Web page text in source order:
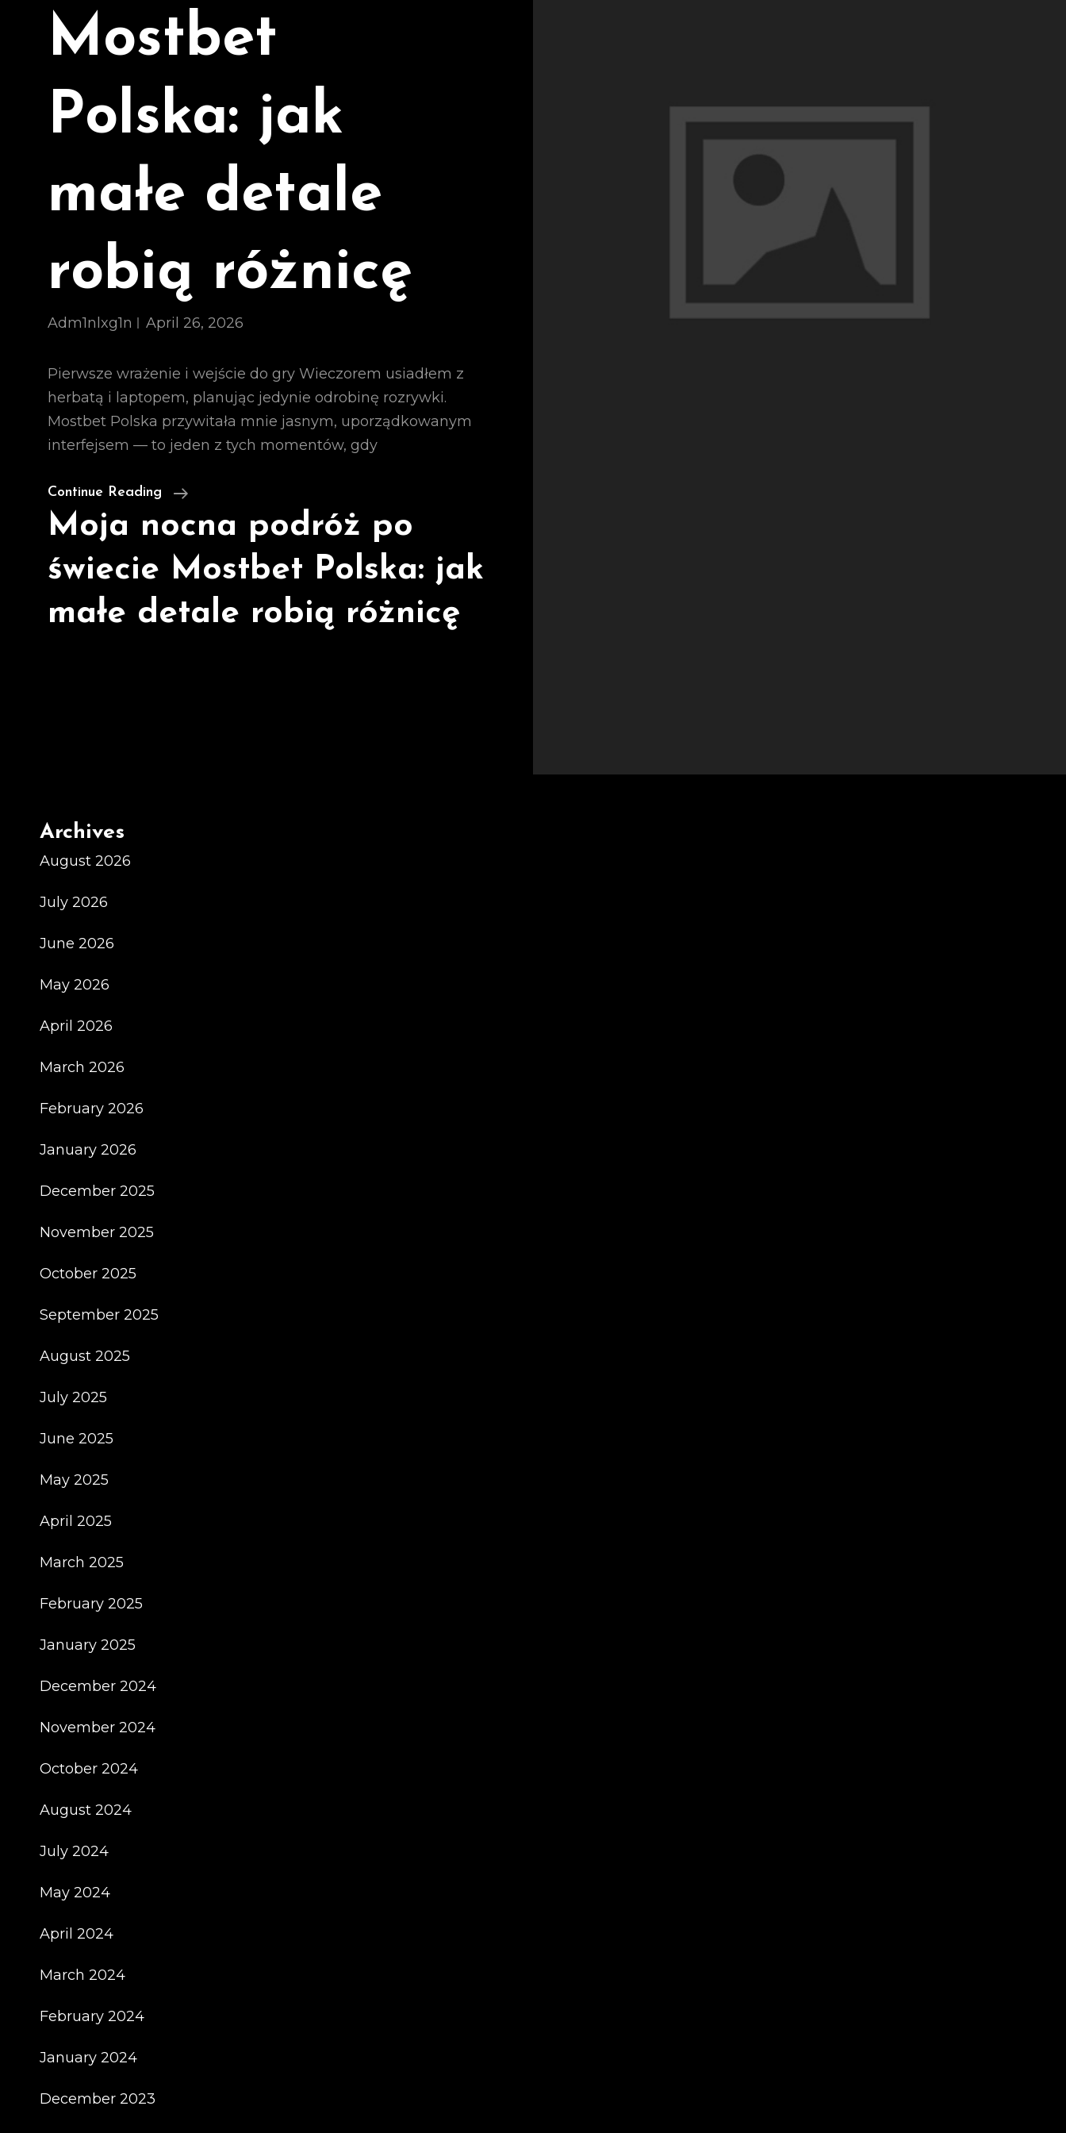
Mostbet
Polska: jak
małe detale
robią różnicę
Adm1nlxg1n April 26, 2026
Pierwsze wrażenie i wejście do gry Wieczorem usiadłem z
herbatą i laptopem, planując jedynie odrobinę rozrywki.
Mostbet Polska przywitała mnie jasnym, uporządkowanym
interfejsem — to jeden z tych momentów, gdy
Continue Reading
Moja nocna podróż po
świecie Mostbet Polska: jak
małe detale robią różnicę
Archives
August 2026
July 2026
June 2026
May 2026
April 2026
March 2026
February 2026
January 2026
December 2025
November 2025
October 2025
September 2025
August 2025
July 2025
June 2025
May 2025
April 2025
March 2025
February 2025
January 2025
December 2024
November 2024
October 2024
August 2024
July 2024
May 2024
April 2024
March 2024
February 2024
January 2024
December 2023